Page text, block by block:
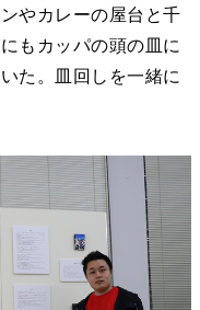
やカレーの屋台と千
もカッパの頭の皿に
た。皿回しを一緒に